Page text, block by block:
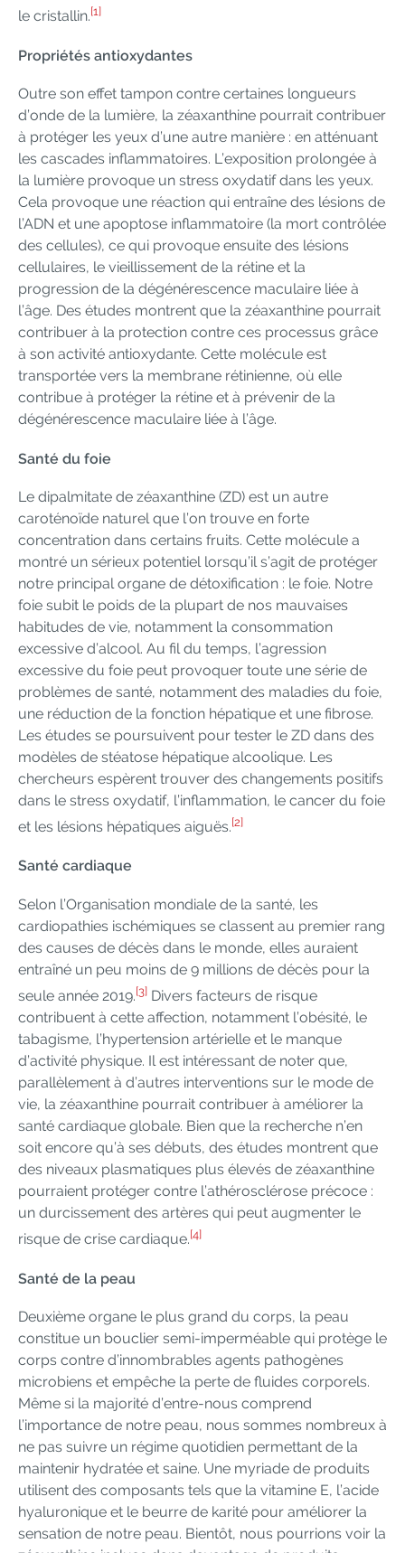
le cristallin.[1]
Propriétés antioxydantes
Outre son effet tampon contre certaines longueurs
d’onde de la lumière, la zéaxanthine pourrait contribuer
à protéger les yeux d’une autre manière : en atténuant
les cascades inflammatoires. L’exposition prolongée à
la lumière provoque un stress oxydatif dans les yeux.
Cela provoque une réaction qui entraîne des lésions de
l’ADN et une apoptose inflammatoire (la mort contrôlée
des cellules), ce qui provoque ensuite des lésions
cellulaires, le vieillissement de la rétine et la
progression de la dégénérescence maculaire liée à
l’âge. Des études montrent que la zéaxanthine pourrait
contribuer à la protection contre ces processus grâce
à son activité antioxydante. Cette molécule est
transportée vers la membrane rétinienne, où elle
contribue à protéger la rétine et à prévenir de la
dégénérescence maculaire liée à l’âge.
Santé du foie
Le dipalmitate de zéaxanthine (ZD) est un autre
caroténoïde naturel que l’on trouve en forte
concentration dans certains fruits. Cette molécule a
montré un sérieux potentiel lorsqu’il s’agit de protéger
notre principal organe de détoxification : le foie. Notre
foie subit le poids de la plupart de nos mauvaises
habitudes de vie, notamment la consommation
excessive d’alcool. Au fil du temps, l’agression
excessive du foie peut provoquer toute une série de
problèmes de santé, notamment des maladies du foie,
une réduction de la fonction hépatique et une fibrose.
Les études se poursuivent pour tester le ZD dans des
modèles de stéatose hépatique alcoolique. Les
chercheurs espèrent trouver des changements positifs
dans le stress oxydatif, l’inflammation, le cancer du foie
et les lésions hépatiques aiguës.[2]
Santé cardiaque
Selon l’Organisation mondiale de la santé, les
cardiopathies ischémiques se classent au premier rang
des causes de décès dans le monde, elles auraient
entraîné un peu moins de 9 millions de décès pour la
seule année 2019.[3] Divers facteurs de risque
contribuent à cette affection, notamment l’obésité, le
tabagisme, l’hypertension artérielle et le manque
d’activité physique. Il est intéressant de noter que,
parallèlement à d’autres interventions sur le mode de
vie, la zéaxanthine pourrait contribuer à améliorer la
santé cardiaque globale. Bien que la recherche n’en
soit encore qu’à ses débuts, des études montrent que
des niveaux plasmatiques plus élevés de zéaxanthine
pourraient protéger contre l’athérosclérose précoce :
un durcissement des artères qui peut augmenter le
risque de crise cardiaque.[4]
Santé de la peau
Deuxième organe le plus grand du corps, la peau
constitue un bouclier semi-imperméable qui protège le
corps contre d’innombrables agents pathogènes
microbiens et empêche la perte de fluides corporels.
Même si la majorité d’entre-nous comprend
l’importance de notre peau, nous sommes nombreux à
ne pas suivre un régime quotidien permettant de la
maintenir hydratée et saine. Une myriade de produits
utilisent des composants tels que la vitamine E, l’acide
hyaluronique et le beurre de karité pour améliorer la
sensation de notre peau. Bientôt, nous pourrions voir la